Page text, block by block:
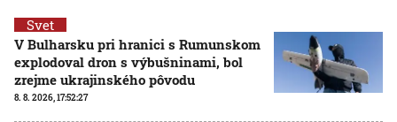
Svet
V Bulharsku pri hranici s Rumunskom
explodoval dron s výbušninami, bol
zrejme ukrajinského pôvodu
8. 8. 2026, 17:52:27